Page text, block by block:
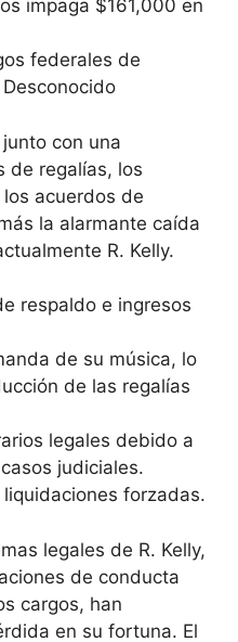
impaga $161,000 en
federales de
con una
de regalías, los
acuerdos de
la alarmante caída
R. Kelly.
respaldo e ingresos
de su música, lo
de las regalías
legales debido a
judiciales.
forzadas.
legales de R. Kelly,
de conducta
cargos, han
en su fortuna. El